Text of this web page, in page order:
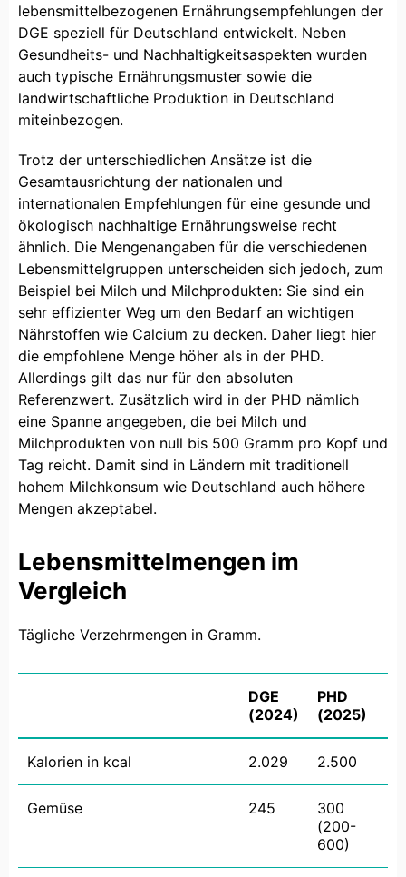
lebensmittelbezogenen Ernährungsempfehlungen der
DGE speziell für Deutschland entwickelt. Neben
Gesundheits- und Nachhaltigkeitsaspekten wurden
auch typische Ernährungsmuster sowie die
landwirtschaftliche Produktion in Deutschland
miteinbezogen.
Trotz der unterschiedlichen Ansätze ist die
Gesamtausrichtung der nationalen und
internationalen Empfehlungen für eine gesunde und
ökologisch nachhaltige Ernährungsweise recht
ähnlich. Die Mengenangaben für die verschiedenen
Lebensmittelgruppen unterscheiden sich jedoch, zum
Beispiel bei Milch und Milchprodukten: Sie sind ein
sehr effizienter Weg um den Bedarf an wichtigen
Nährstoffen wie Calcium zu decken. Daher liegt hier
die empfohlene Menge höher als in der PHD.
Allerdings gilt das nur für den absoluten
Referenzwert. Zusätzlich wird in der PHD nämlich
eine Spanne angegeben, die bei Milch und
Milchprodukten von null bis 500 Gramm pro Kopf und
Tag reicht. Damit sind in Ländern mit traditionell
hohem Milchkonsum wie Deutschland auch höhere
Mengen akzeptabel.
Lebensmittelmengen im
Vergleich
Tägliche Verzehrmengen in Gramm.
DGE
(2024)
PHD
(2025)
Kalorien in kcal 2.029 2.500
Gemüse 245
300
(200-
600)